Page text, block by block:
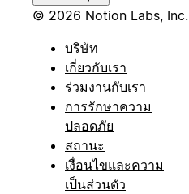
© 2026 Notion Labs, Inc.
บริษัท
เกี่ยวกับเรา
ร่วมงานกับเรา
การรักษาความ
ปลอดภัย
สถานะ
เงื่อนไขและความ
เป็นส่วนตัว